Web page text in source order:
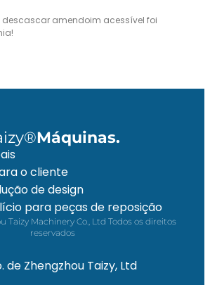
amendoim acessível foi
Máquinas.
o cliente
de design
para peças de reposição
Taizy Machinery Co., Ltd Todos os direitos
reservados
de Zhengzhou Taizy, Ltd